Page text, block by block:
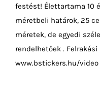
festést! Élettartama 10
méretbeli határok, 25
méretek, de egyedi
rendelhetőek .
www.bstickers.hu/